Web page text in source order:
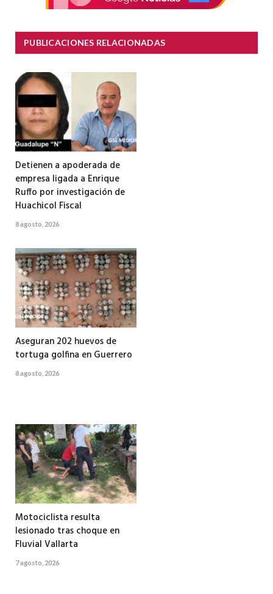
PUBLICACIONES RELACIONADAS
Detienen a apoderada de
empresa ligada a Enrique
Ruffo por investigación de
Huachicol Fiscal
8 agosto, 2026
Aseguran 202 huevos de
tortuga golfina en Guerrero
8 agosto, 2026
Motociclista resulta
lesionado tras choque en
Fluvial Vallarta
7 agosto, 2026